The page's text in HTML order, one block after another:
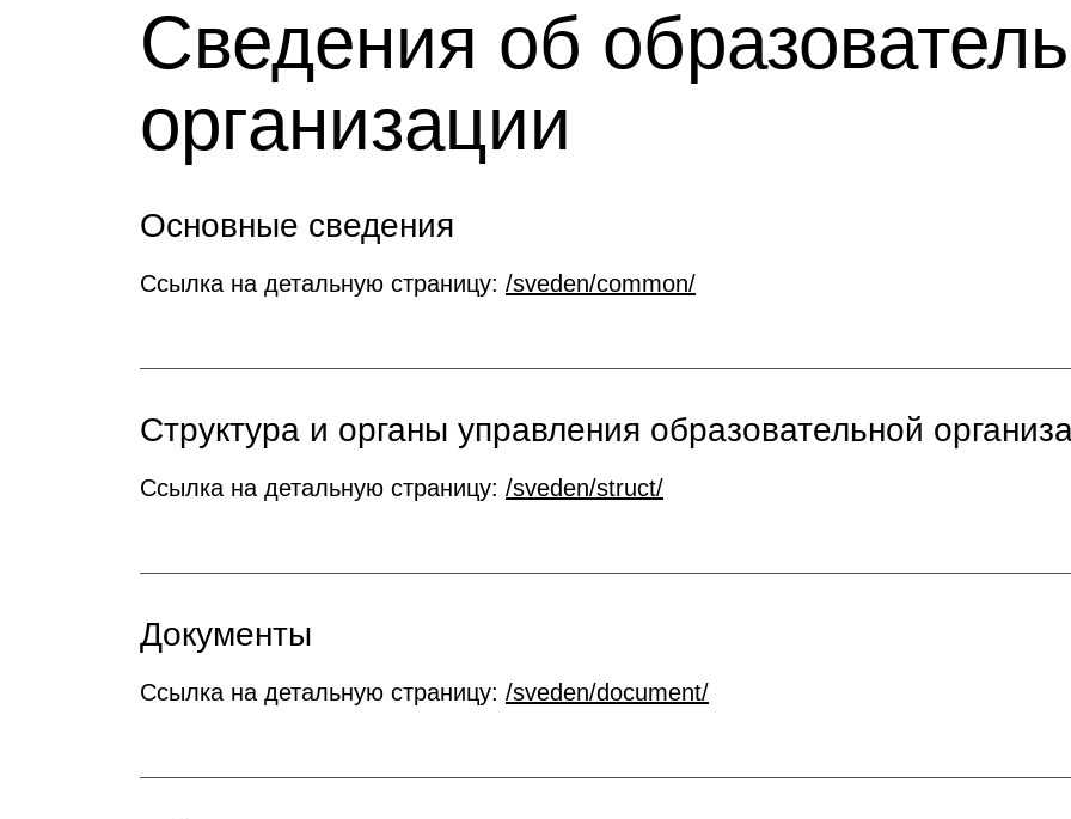
Сведения об
организации
Основные сведения
Ссылка на детальную страницу: /sveden/common/
Структура и органы управления образовательной
Ссылка на детальную страницу: /sveden/struct/
Документы
Ссылка на детальную страницу: /sveden/document/